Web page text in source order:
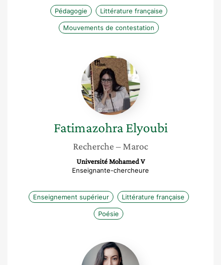
Pédagogie Littérature française
Mouvements de contestation
Fatimazohra
Elyoubi
Fatimazohra Elyoubi
Recherche – Maroc
Université Mohamed V
Enseignante-chercheure
Enseignement supérieur Littérature française
Poésie
Tasnime
Ayed